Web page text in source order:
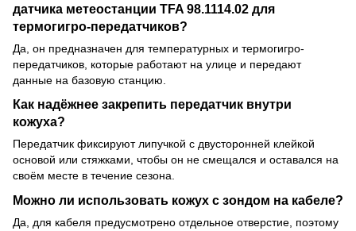
датчика метеостанции TFA 98.1114.02 для
термогигро-передатчиков?
Да, он предназначен для температурных и термогигро-
передатчиков, которые работают на улице и передают
данные на базовую станцию.
Как надёжнее закрепить передатчик внутри
кожуха?
Передатчик фиксируют липучкой с двусторонней клейкой
основой или стяжками, чтобы он не смещался и оставался на
своём месте в течение сезона.
Можно ли использовать кожух с зондом на кабеле?
Да, для кабеля предусмотрено отдельное отверстие, поэтому